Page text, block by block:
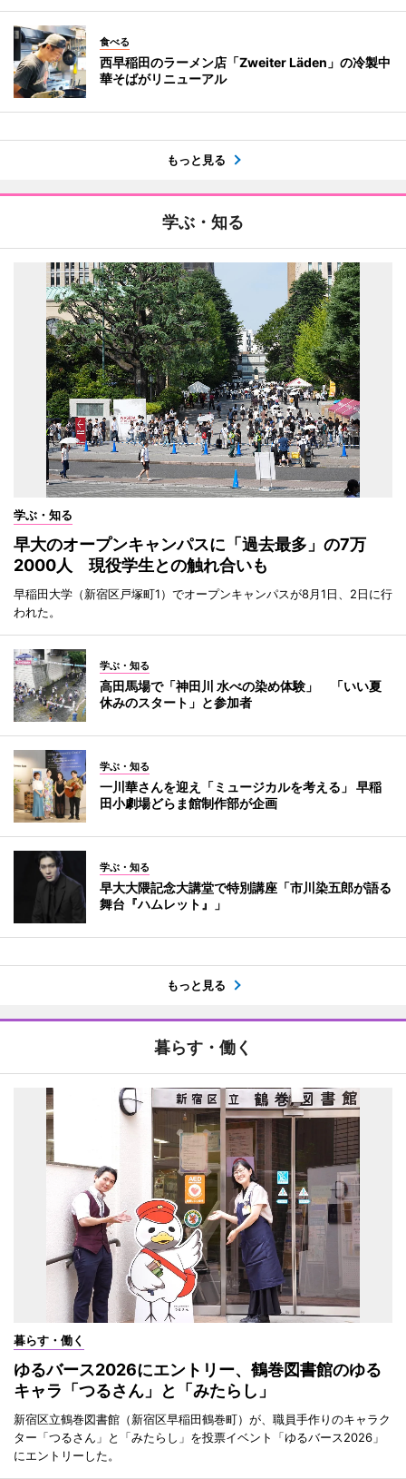
食べる
西早稲田のラーメン店「Zweiter Läden」の冷製中
華そばがリニューアル
もっと見る
学ぶ・知る
学ぶ・知る
早大のオープンキャンパスに「過去最多」の7万
2000人 現役学生との触れ合いも
早稲田大学（新宿区戸塚町1）でオープンキャンパスが8月1日、2日に行
われた。
学ぶ・知る
高田馬場で「神田川 水べの染め体験」 「いい夏
休みのスタート」と参加者
学ぶ・知る
一川華さんを迎え「ミュージカルを考える」 早稲
田小劇場どらま館制作部が企画
学ぶ・知る
早大大隈記念大講堂で特別講座「市川染五郎が語る
舞台『ハムレット』」
もっと見る
暮らす・働く
暮らす・働く
ゆるバース2026にエントリー、鶴巻図書館のゆる
キャラ「つるさん」と「みたらし」
新宿区立鶴巻図書館（新宿区早稲田鶴巻町）が、職員手作りのキャラク
ター「つるさん」と「みたらし」を投票イベント「ゆるバース2026」
にエントリーした。